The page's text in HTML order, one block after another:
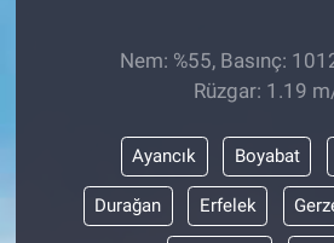
Nem: %55, Basınç:
Rüzgar: 1.19
Ayancık Boyabat
Durağan Erfelek